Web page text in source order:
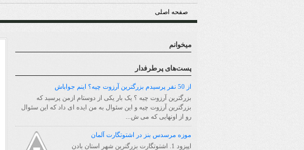
صفحه اصلی
میخوانم
پست‌های پرطرفدار
از 50 نفر پرسیدم بزرگترین آرزوت چیه؟ اینم جواباش
بزرگترین آرزوت چیه ؟ یک بار یکی از دوستام ازمن پرسید که
بزرگترین آرزوت چیه و این سئوال به من ایده ای داد که این سئوال
رو از اونهایی که می ش...
موزه مرسدس بنز در اشتوتگارت آلمان
اپیزود 1. اشتوتگارت بزرگترین شهر استان بادن